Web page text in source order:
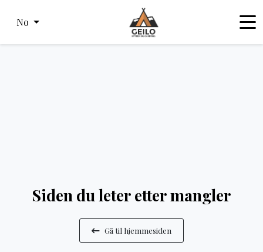
No
Siden du leter etter mangler
Gå til hjemmesiden